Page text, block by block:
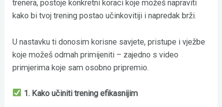
trenera, postoje konkretni koraci koje možeš napraviti
kako bi tvoj trening postao učinkovitiji i napredak brži.
U nastavku ti donosim korisne savjete, pristupe i vježbe
koje možeš odmah primijeniti – zajedno s video
primjerima koje sam osobno pripremio.
1. Kako učiniti trening efikasnijim